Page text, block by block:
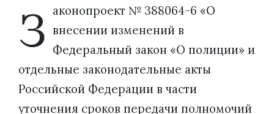
З аконопроект № 388064-6 «О
внесении изменений в
Федеральный закон «О полиции» и
отдельные законодательные акты
Российской Федерации в части
уточнения сроков передачи полномочий